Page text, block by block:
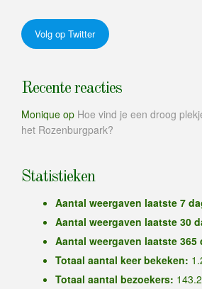
Volg op Twitter
Recente reacties
Monique op Hoe vind je een droog
het Rozenburgpark?
Statistieken
Aantal weergaven laatste 7
Aantal weergaven laatste 30
Aantal weergaven laatste 365
Totaal aantal keer bekeken:
Totaal aantal bezoekers: